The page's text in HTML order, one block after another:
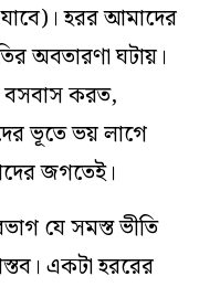
যাবে)। হরর আমাদের
অবতারণা ঘটায়।
বসবাস করত,
ভূতে ভয় লাগে
জগতেই।
যে সমস্ত ভীতি
একটা হররের